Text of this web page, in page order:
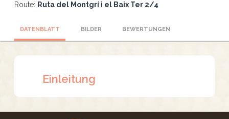
Route: Ruta del Montgrí i el Baix Ter 2/4
DATENBLATT BILDER BEWERTUNGEN
Einleitung